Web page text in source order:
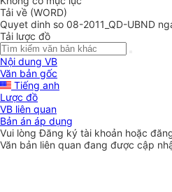
Tải về (WORD)
Quyet dinh so 08-2011_QD-UBND
Tải lược đồ
Nội dung VB
Văn bản gốc
Tiếng anh
Lược đồ
VB liên quan
Bản án áp dụng
Vui lòngĐăng ký tài khoản hoặc
Văn bản liên quan đang được cập